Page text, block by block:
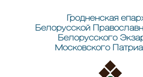
Гродненская
Белорусской
Белорусского
Московского